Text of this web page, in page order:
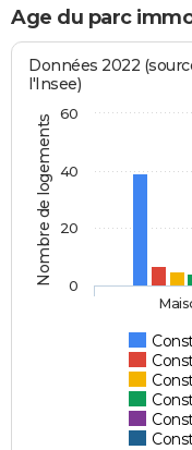
Age du parc
Nombre de logements
Données 2022
l'Insee)
0
20
40
60